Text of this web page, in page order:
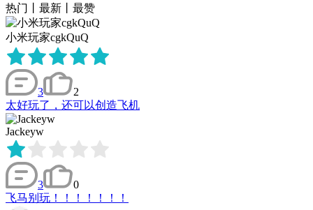
热门
最新 最赞
小米玩家cgkQuQ
3
2
太好玩了，还可以创造飞机
Jackeyw
3
0
飞马别玩！！！！！！！